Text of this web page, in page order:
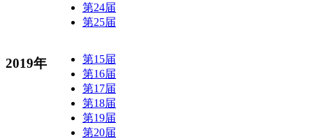
第24届
第25届
2019年
第15届
第16届
第17届
第18届
第19届
第20届